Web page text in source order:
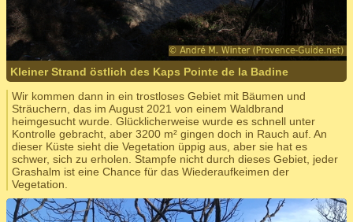
Kleiner Strand östlich des Kaps Pointe de la Badine
Wir kommen dann in ein trostloses Gebiet mit Bäumen und
Sträuchern, das im August 2021 von einem Waldbrand
heimgesucht wurde. Glücklicherweise wurde es schnell unter
Kontrolle gebracht, aber 3200 m² gingen doch in Rauch auf. An
dieser Küste sieht die Vegetation üppig aus, aber sie hat es
schwer, sich zu erholen. Stampfe nicht durch dieses Gebiet, jeder
Grashalm ist eine Chance für das Wiederaufkeimen der
Vegetation.